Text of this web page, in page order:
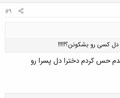
#9
دل کسی رو بشکونن؟!!!!!
حس کردم دخترا دل پسرا رو